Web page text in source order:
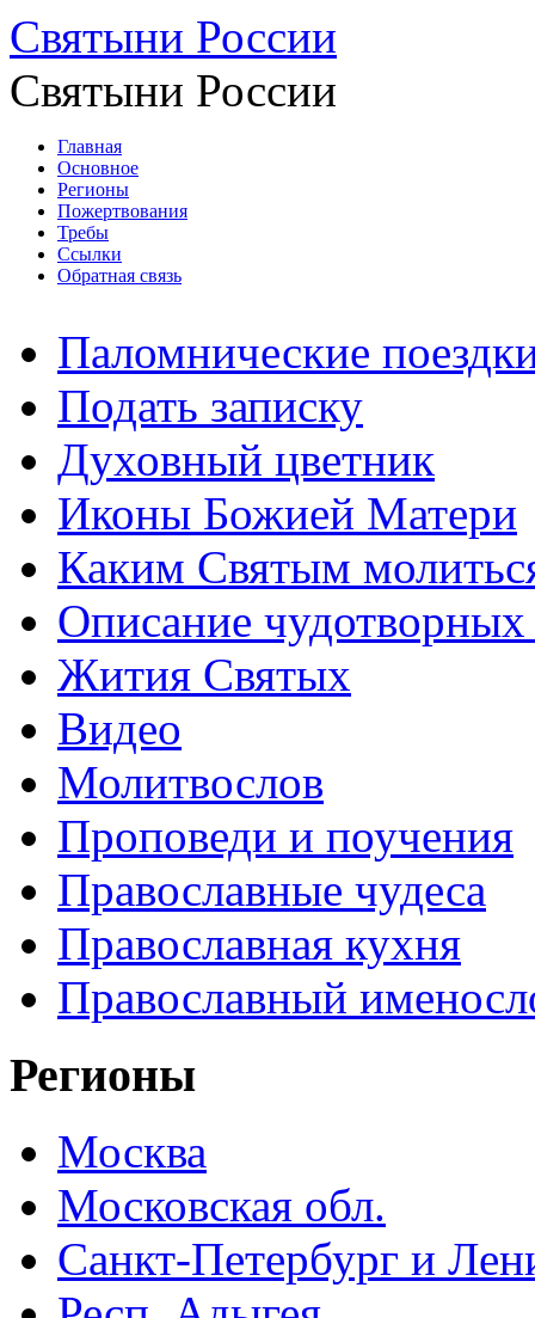
Святыни России
Святыни России
Главная
Основное
Регионы
Пожертвования
Требы
Ссылки
Обратная связь
Паломнические
Подать записку
Духовный цветник
Иконы Божией Матери
Каким Святым
Описание
Жития Святых
Видео
Молитвослов
Проповеди и поучения
Православные чудеса
Православная кухня
Православный
Регионы
Москва
Московская обл.
Санкт-Петербург и